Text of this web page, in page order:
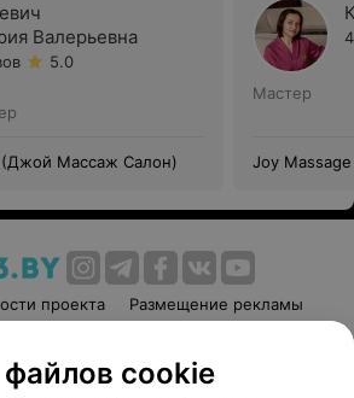
Валерьевна
5.0
(Джой Массаж Салон)
Мастер
Joy
проекта
Размещение рекламы
соглашение
Способы оплаты
cookie